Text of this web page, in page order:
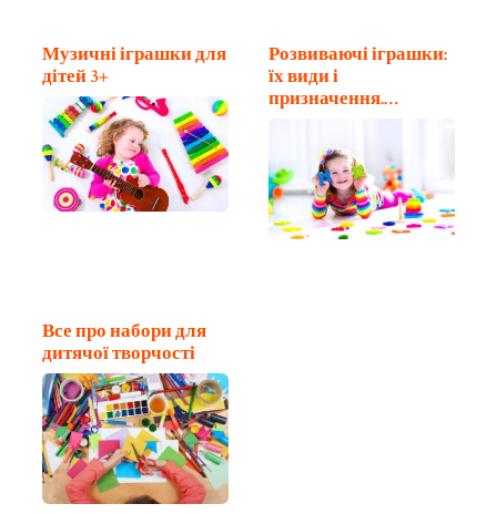
Музичні іграшки для
дітей 3+
Розвиваючі іграшки:
їх види і
призначення.
Все про набори для
дитячої творчості